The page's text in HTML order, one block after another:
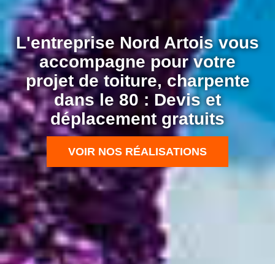
L'entreprise Nord Artois vous
accompagne pour votre
projet de toiture, charpente
dans le 80 : Devis et
déplacement gratuits
VOIR NOS RÉALISATIONS